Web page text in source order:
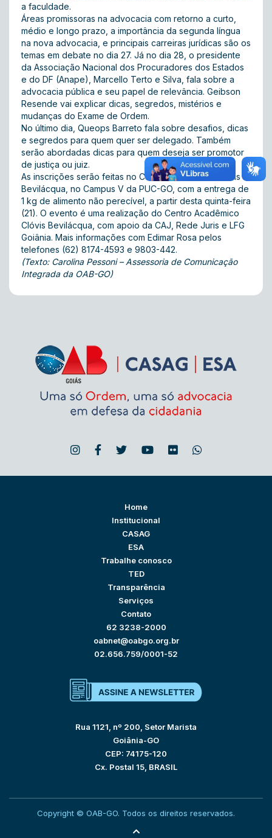
a faculdade.
Áreas promissoras na advocacia com retorno a curto,
médio e longo prazo, a importância da segunda língua
na nova advocacia, e principais carreiras jurídicas são os
temas em debate no dia 27. Já no dia 28, o presidente
da Associação Nacional dos Procuradores dos Estados
e do DF (Anape), Marcello Terto e Silva, fala sobre a
advocacia pública e seu papel de relevância. Geibson
Resende vai explicar dicas, segredos, mistérios e
mudanças do Exame de Ordem.
No último dia, Queops Barreto fala sobre desafios, dicas
e segredos para quem quer ser delegado. Também
serão abordadas dicas para quem deseja ser promotor
de justiça ou juiz.
As inscrições serão feitas no Centro Acadêmico Clóvis
Bevilácqua, no Campus V da PUC-GO, com a entrega de
1 kg de alimento não perecível, a partir desta quinta-feira
(21). O evento é uma realização do Centro Acadêmico
Clóvis Bevilácqua, com apoio da CAJ, Rede Juris e LFG
Goiânia. Mais informações com Edimar Rosa pelos
telefones (62) 8174-4593 e 9803-442.
(Texto: Carolina Pessoni – Assessoria de Comunicação
Integrada da OAB-GO)
Home
Institucional
CASAG
ESA
Trabalhe conosco
TED
Transparência
Serviços
Contato
62 3238-2000
oabnet@oabgo.org.br
02.656.759/0001-52
Rua 1121, nº 200, Setor Marista
Goiânia-GO
CEP: 74175-120
Cx. Postal 15, BRASIL
Copyright © OAB-GO. Todos os direitos reservados.